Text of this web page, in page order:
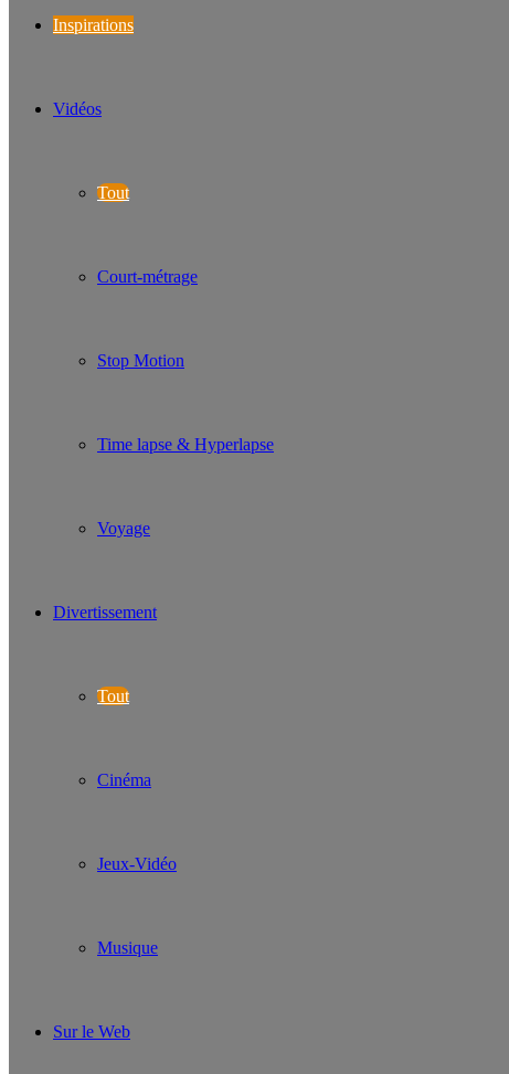
Inspirations
Vidéos
Tout
Court-métrage
Stop Motion
Time lapse & Hyperlapse
Voyage
Divertissement
Tout
Cinéma
Jeux-Vidéo
Musique
Sur le Web